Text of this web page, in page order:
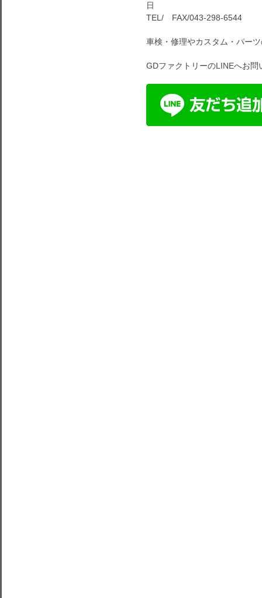
日
TEL/ FAX/043-298-6544
車検・修理やカスタム・パー
GDファクトリーのLINEへお問